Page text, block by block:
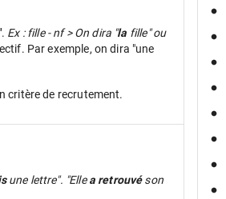
. Ex : fille - nf > On dira "la fille" ou
Par exemple, on dira "une
critère de recrutement.
une lettre". "Ellea retrouvéson